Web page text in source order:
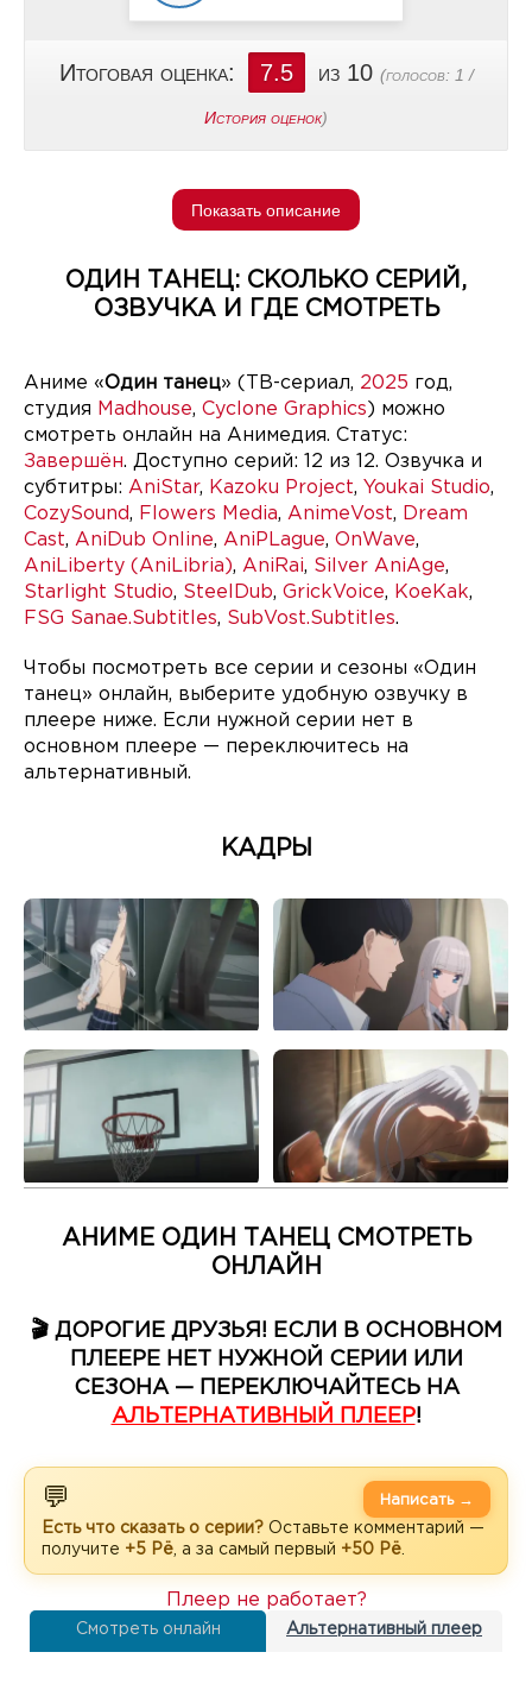
Итоговая оценка: 7.5 из 10 (голосов: 1 /
История оценок)
Показать описание
ОДИН ТАНЕЦ: СКОЛЬКО СЕРИЙ,
ОЗВУЧКА И ГДЕ СМОТРЕТЬ
Аниме «Один танец» (ТВ-сериал, 2025 год,
студия Madhouse, Cyclone Graphics ) можно
смотреть онлайн на Анимедия. Статус:
Завершён. Доступно серий: 12 из 12. Озвучка и
субтитры: AniStar, Kazoku Project, Youkai Studio,
CozySound, Flowers Media, AnimeVost, Dream
Cast, AniDub Online, AniPLague, OnWave,
AniLiberty (AniLibria), AniRai, Silver AniAge,
Starlight Studio, SteelDub, GrickVoice, KoeKak,
FSG Sanae.Subtitles, SubVost.Subtitles.
Чтобы посмотреть все серии и сезоны «Один
танец» онлайн, выберите удобную озвучку в
плеере ниже. Если нужной серии нет в
основном плеере — переключитесь на
альтернативный.
КАДРЫ
АНИМЕ ОДИН ТАНЕЦ СМОТРЕТЬ
ОНЛАЙН
🎬 ДОРОГИЕ ДРУЗЬЯ! ЕСЛИ В ОСНОВНОМ
ПЛЕЕРЕ НЕТ НУЖНОЙ СЕРИИ ИЛИ
СЕЗОНА — ПЕРЕКЛЮЧАЙТЕСЬ НА
АЛЬТЕРНАТИВНЫЙ ПЛЕЕР!
💬
Есть что сказать о серии? Оставьте комментарий —
получите +5 Рё , а за самый первый +50 Рё
Написать →
Смотреть онлайн Альтернативный плеер
Плеер не работает?